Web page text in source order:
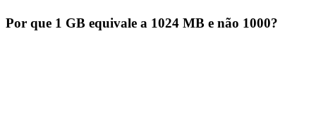
Por que 1 GB equivale a 1024 MB e não 1000?